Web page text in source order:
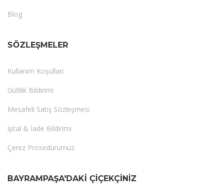
Blog
SÖZLEŞMELER
Kullanım Koşullari
Gizlilik Bildirimi
Mesafeli Satış Sözleşmesi
İptal & İade Bildirimi
Çerez Prosedürümüz
BAYRAMPAŞA'DAKI ÇIÇEKÇINIZ